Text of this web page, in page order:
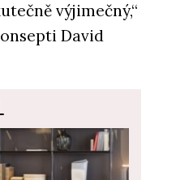
výjimečný,“
David